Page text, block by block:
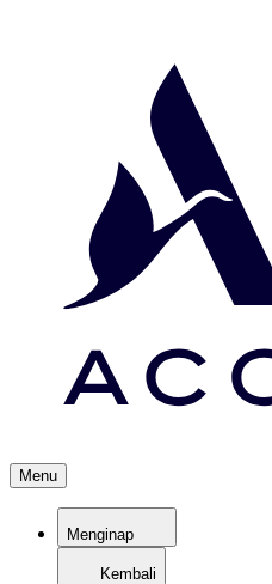
Menu
Menginap
Kembali